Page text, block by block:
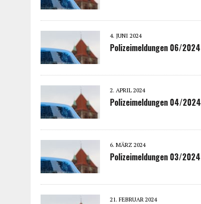
4. JUNI 2024
Polizeimeldungen 06/2024
2. APRIL 2024
Polizeimeldungen 04/2024
6. MÄRZ 2024
Polizeimeldungen 03/2024
21. FEBRUAR 2024